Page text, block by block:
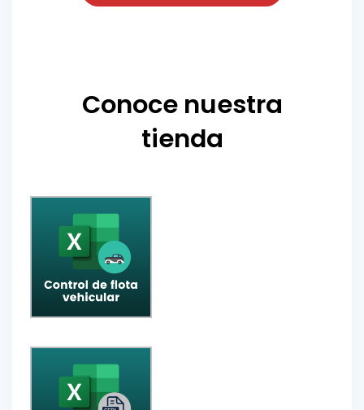
Conoce nuestra
tienda